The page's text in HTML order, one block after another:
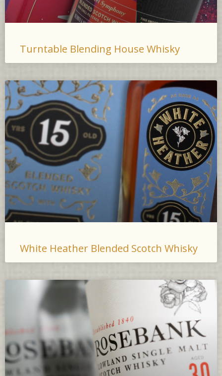
Turntable Blending House Whisky
White Heather Blended Scotch Whisky